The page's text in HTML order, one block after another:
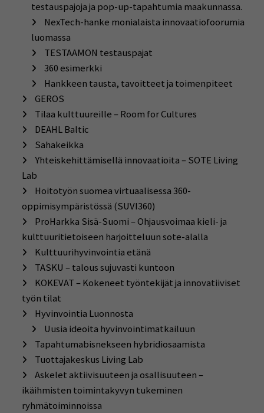
testauspajoja ja pop-up-tapahtumia maakunnassa.
NexTech-hanke monialaista innovaatiofoorumia
luomassa
TESTAAMON testauspajat
360 esimerkki
Hankkeen tausta, tavoitteet ja toimenpiteet
GEROS
Tilaa kulttuureille – Room for Cultures
DEAHL Baltic
Sahakeikka
Yhteiskehittämisellä innovaatioita – SOTE Living
Lab
Hoitotyön suomea virtuaalisessa 360-
oppimisympäristössä (SUVI360)
ProHarkka Sisä-Suomi – Ohjausvoimaa kieli- ja
kulttuuritietoiseen harjoitteluun sote-alalla
Kulttuurihyvinvointia etänä
TASKU – talous sujuvasti kuntoon
KOKEVAT – Kokeneet työntekijät ja innovatiiviset
työn tilat
Hyvinvointia Luonnosta
Uusia ideoita hyvinvointimatkailuun
Tapahtumabisnekseen hybridiosaamista
Tuottajakeskus Living Lab
Askelet aktiivisuuteen ja osallisuuteen –
ikäihmisten toimintakyvyn tukeminen
ryhmätoiminnoissa